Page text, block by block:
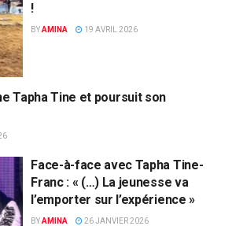
!
BYAMINA 19 AVRIL 2026
Tapha Tine et poursuit son
Face-à-face avec Tapha Tine-
Franc : « (…) La jeunesse va
l’emporter sur l’expérience »
BYAMINA 26 JANVIER 2026